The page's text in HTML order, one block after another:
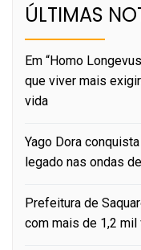
ÚLTIMAS
Em “Homo
que viver mais
vida
Yago Dora
legado nas ondas
Prefeitura de
com mais de 1,2 mil